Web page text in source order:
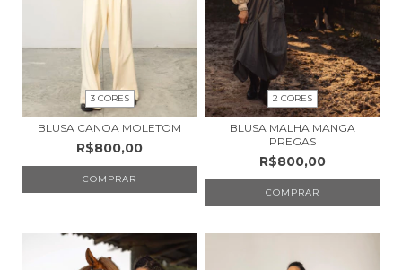
3 CORES
BLUSA CANOA MOLETOM
R$800,00
COMPRAR
2 CORES
BLUSA MALHA MANGA
PREGAS
R$800,00
COMPRAR